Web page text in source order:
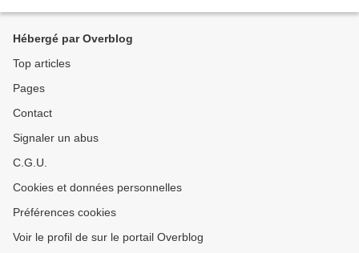
Hébergé par Overblog
Top articles
Pages
Contact
Signaler un abus
C.G.U.
Cookies et données personnelles
Préférences cookies
Voir le profil de sur le portail Overblog